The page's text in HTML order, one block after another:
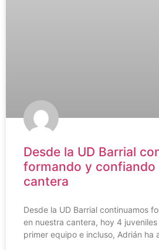
Desde la UD Barrial
formando y confiando
cantera
Desde la UD Barrial continuamos
en nuestra cantera, hoy 4
primer equipo e incluso, Adrián ha